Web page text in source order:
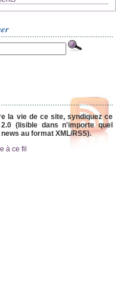
la vie de ce site, syndiquez ce
(lisible dans n'importe quel
au format XML/RSS).
à ce fil